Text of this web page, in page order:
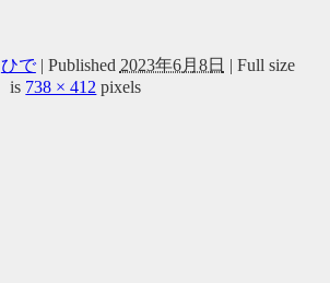
ひで | Published 2023年6月8日 | Full size
is 738 × 412 pixels